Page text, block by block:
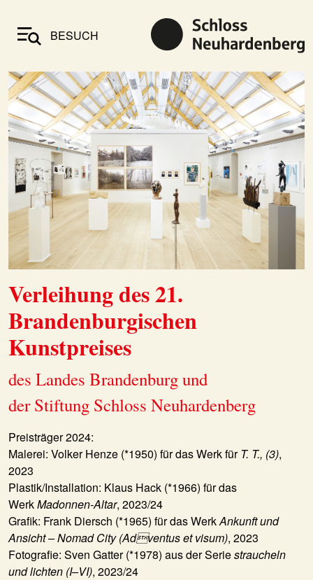
BESUCH
Verleihung des 21.
Brandenburgischen
Kunstpreises
des Landes Brandenburg und
der Stiftung Schloss Neuhardenberg
Preisträger 2024:
Malerei: Volker Henze (*1950) für das Werk fürT. T., (3),
2023
Plastik/Installation: Klaus Hack (*1966) für das
WerkMadonnen-Altar, 2023/24
Grafik: Frank Diersch (*1965) für das WerkAnkunft und
Ansicht – Nomad City (Adventus et visum), 2023
Fotografie: Sven Gatter (*1978) aus der Seriestraucheln
und lichten (I–VI), 2023/24